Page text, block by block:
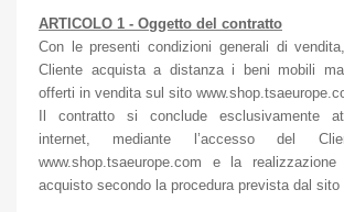
ARTICOLO 1 - Oggetto del contratto
Con le presenti condizioni generali di
Cliente acquista a distanza i beni mobili
offerti in vendita sul sito
Il contratto si conclude esclusivamente
internet, mediante l’accesso del
www.shop.tsaeurope.com e la
acquisto secondo la procedura prevista dal sito